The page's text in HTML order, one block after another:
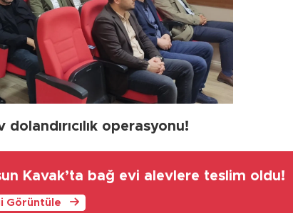
operasyonu!
Kavak’ta bağ evi alevlere teslim oldu!
Görüntüle